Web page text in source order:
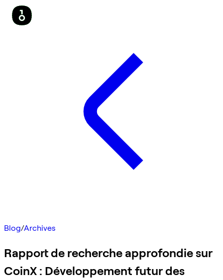
Blog/Archives
Rapport de recherche approfondie sur
CoinX : Développement futur des